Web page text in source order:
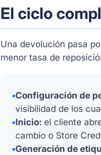
El ciclo
Una devolución pasa
menor tasa de
•Configuración de
visibilidad de los
•Inicio:el cliente
cambio o Store
•Generación de